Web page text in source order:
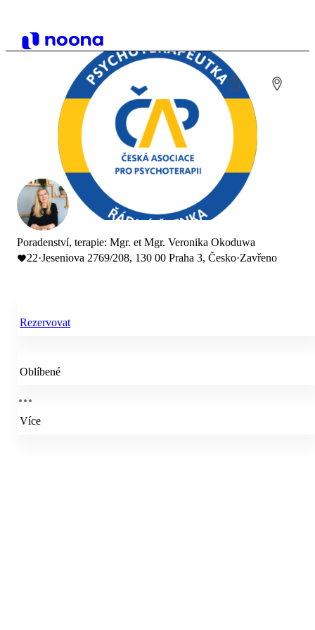
Poradenství, terapie: Mgr. et Mgr. Veronika Okoduwa
22·Jeseniova 2769/208, 130 00 Praha 3, Česko·Zavřeno
Rezervovat
Oblíbené
Více